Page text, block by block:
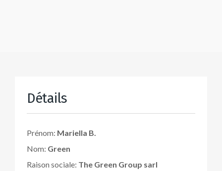
Détails
Prénom: Mariella B.
Nom: Green
Raison sociale: The Green Group sarl